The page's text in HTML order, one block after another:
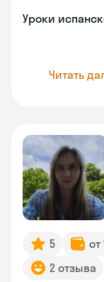
Уроки
Читать
5 от
2 отзыва